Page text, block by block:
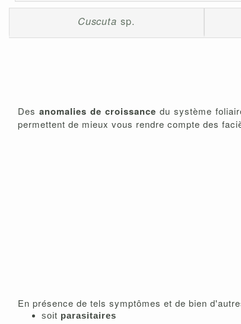
Cuscuta sp.
Des anomalies de croissance du système
permettent de mieux vous rendre compte des
En présence de tels symptômes et de bien
soit parasitaires